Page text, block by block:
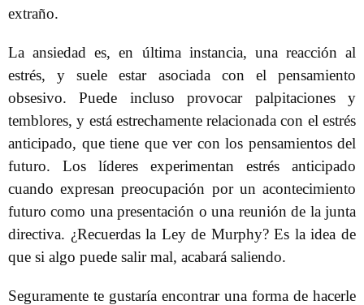
extraño.
La ansiedad es, en última instancia, una reacción al
estrés, y suele estar asociada con el pensamiento
obsesivo. Puede incluso provocar palpitaciones y
temblores, y está estrechamente relacionada con el estrés
anticipado, que tiene que ver con los pensamientos del
futuro. Los líderes experimentan estrés anticipado
cuando expresan preocupación por un acontecimiento
futuro como una presentación o una reunión de la junta
directiva. ¿Recuerdas la Ley de Murphy? Es la idea de
que si algo puede salir mal, acabará saliendo.
Seguramente te gustaría encontrar una forma de hacerle